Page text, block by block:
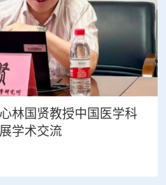
林国贤教授中国医学科
学术交流